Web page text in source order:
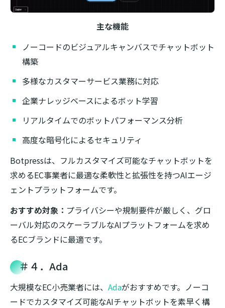
主な機能
ノーコードのビジュアルキャンバスでチャットボット
構築
多様なカスタマーサービス業務に対応
企業ナレッジベースによるボット学習
リアルタイムでのボットパフォーマンス分析
高度な暗号化によるセキュリティ
Botpressは、フルカスタマイズ可能なチャットボットを
求めるEC事業者に最適な柔軟性と拡張性を持つAIエージ
ェントプラットフォームです。
おすすめ対象： プライバシーや規制要件が厳しく、グロ
ーバル対応のスケーラブルなAIプラットフォームを求め
るECブランドに最適です。
＃４．Ada
大規模なEC小売業者には、 Adaがおすすめです。ノーコ
ードでカスタマイズ可能なAIチャットボットを素早く構